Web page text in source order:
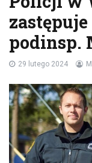
podinsp.
29 lutego 2024